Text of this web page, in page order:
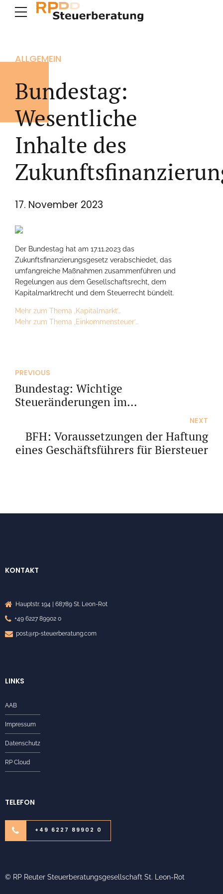
ALLGEMEIN
Bundestag:
Wesentliche
Inhalte des
17. November 2023
Der Bundestag hat am 17.11.2023 das
Zukunftsfinanzierungsgesetz verabschiedet, das
umfangreiche Maßnahmen zusammenführen und
Regelungen aus dem Gesellschaftsrecht, dem
Kapitalmarktrecht und dem Steuerrecht bündelt.
Mehr zum Thema ‚Kapitalmarkt’…
Mehr zum Thema ‚Einkommensteuer’…
PREVIOUS
Bundestag: Wichtige
Steueränderungen im
NEXT
BFH: Voraussetzungen der Haftung
eines Geschäftsführers für Biersteuer
KONTAKT
Hauptstr. 194 | 68789 St. Leon-Rot
+49 6227 89902 0
post@rp-steuerberatung.com
LINKS
AAB
Impressum
Datenschutz
RP Cloud
TELEFON
+49 6227 89902 0
© RP Reuter Steuerberatungsgesellschaft St. Leon-Rot